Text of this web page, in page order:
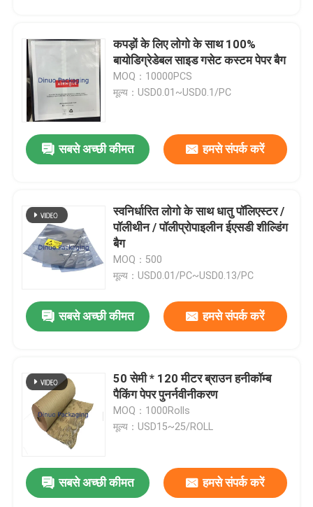
कपड़ों के लिए लोगो के साथ 100%
बायोडिग्रेडेबल साइड गसेट कस्टम पेपर बैग
MOQ：10000PCS
मूल्य：USD0.01~USD0.1/PC
सबसे अच्छी कीमत हमसे संपर्क करें
स्वनिर्धारित लोगो के साथ धातु पॉलिएस्टर /
पॉलीथीन / पॉलीप्रोपाइलीन ईएसडी शील्डिंग
बैग
MOQ：500
मूल्य：USD0.01/PC~USD0.13/PC
सबसे अच्छी कीमत हमसे संपर्क करें
50 सेमी * 120 मीटर ब्राउन हनीकॉम्ब
पैकिंग पेपर पुनर्नवीनीकरण
MOQ：1000Rolls
मूल्य：USD15~25/ROLL
सबसे अच्छी कीमत हमसे संपर्क करें